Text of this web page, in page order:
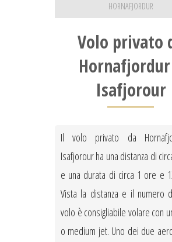
HORNAFJORDUR
Volo privato
Isafjorour
Il volo privato da
Isafjorour ha una distanza di
e una durata di circa 1 ore e
Vista la distanza e il numero
volo è consigliabile volare con
o medium jet. Uno dei due